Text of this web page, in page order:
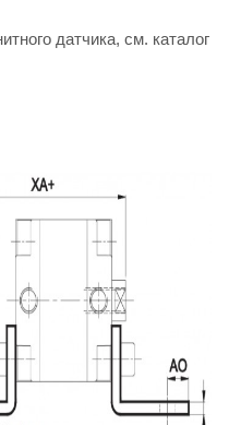
датчика, см. каталог